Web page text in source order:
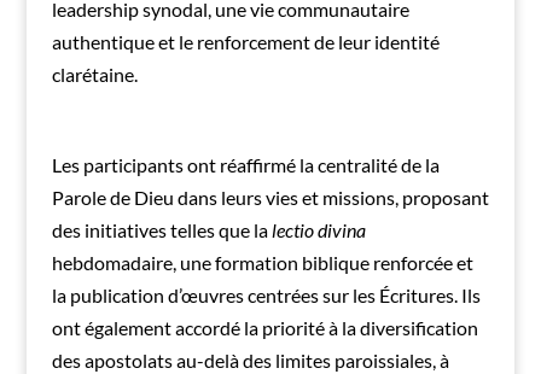
leadership synodal, une vie communautaire
authentique et le renforcement de leur identité
clarétaine.
Les participants ont réaffirmé la centralité de la
Parole de Dieu dans leurs vies et missions, proposant
des initiatives telles que la lectio divina
hebdomadaire, une formation biblique renforcée et
la publication d’œuvres centrées sur les Écritures. Ils
ont également accordé la priorité à la diversification
des apostolats au-delà des limites paroissiales, à